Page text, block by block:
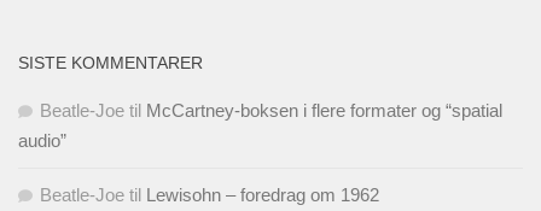
SISTE KOMMENTARER
Beatle-Joe til McCartney-boksen i flere formater og “spatial
audio”
Beatle-Joe til Lewisohn – foredrag om 1962